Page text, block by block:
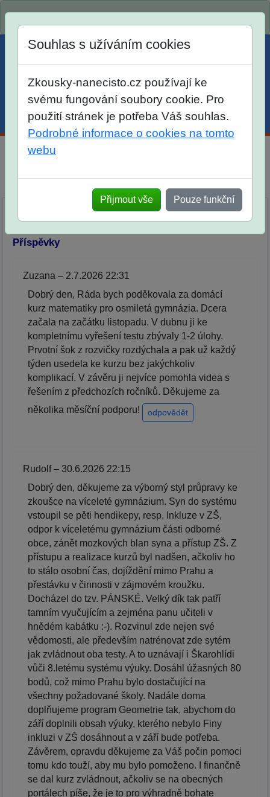
Menu Účet Košík
po skutečných přijímacích zkouškách
Souhlas s užíváním cookies
Zkousky-nanecisto.cz používají ke
svému fungování soubory cookie. Pro
použití stránek je potřeba Váš souhlas.
Podrobné informace o cookies na tomto
webu
Přijmout vše Pouze funkční
Přidat příspěvek
Příspěvky
Zuzana – 2.7.2026 22:31
Dobrý den, Ráda bych poděkovala za domácí
kurz matematiky pro osmiletá gymnázia. Dcera
začala na začátku listopadu. V dubnu ji ke
kompletnímu vyřešení testu zbývaly 1-2 úlohy.
Prvotní šok z rozvičky rozdýchala a pak už každý
týden usedela ke kurzu bez jakýchkoliv
komplikací. V závěru ji nejvíce pomohla videa s
řešením z předchozích ročníků. Děkujeme za
několika měsíční podporu!
odpovědět
Rudolf – 30.6.2026 22:15
Dobrý den, děkujeme za výborný styl průpravy ke
zkoušce na víceleté gymnázium. Syn do systému
vstoupil se pěti hendikepy, resp. Inkluze v ZŠ,
odpor k víceletému gymnázium části odborné
obce, zánět mozkových blan syna a přístup ZŠ. Z
přístupu a realizace kurzů byl nadšen, ačkoliv ho
to stálo osobní čas, dojíždění mimo Prahu a
přestávku v činnosti v zájmovém kroužku.
Docházel do tzv. PÁNSKÉ. Velký dík tak patří
tamním vyučujícím a zejména panu učiteli v
hnědém kabátku :-). Rozvinul zde nejen své
vědomosti, ale především natrénovat zde sytém
jak zvládnout oba testy. A to uznávají i Škarohlídi
vůči 8.letému systému výuky. Dosáhl úžasných 80
bodů, což mimo Prahu bylo dostačující na
všechny požadované školy. Nadále doma
doplňujeme program Geometrie tak, abychom do
září doplnili obsah výuky, kterého nebylo Finy
inkluzi v ZŠ dosáhnout a v září bude potřeba.
Závěrem, opravdu děkujeme za Váš počin pomoci
tomu kdo touží, aby mu bylo pomoženo. I finančně
se dal kurz zvládnout, ačkoliv se na obecných
portálech píše, že je to pro výhradně bohate